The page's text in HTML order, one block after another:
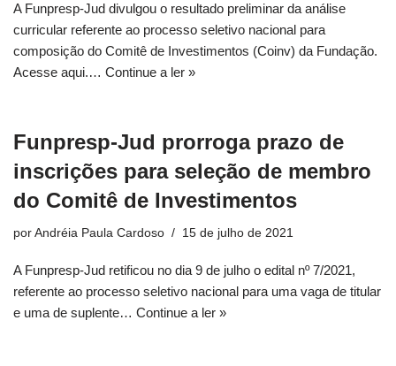
A Funpresp-Jud divulgou o resultado preliminar da análise
curricular referente ao processo seletivo nacional para
composição do Comitê de Investimentos (Coinv) da Fundação.
Acesse aqui.… Continue a ler »
Funpresp-Jud prorroga prazo de
inscrições para seleção de membro
do Comitê de Investimentos
por Andréia Paula Cardoso 15 de julho de 2021
A Funpresp-Jud retificou no dia 9 de julho o edital nº 7/2021,
referente ao processo seletivo nacional para uma vaga de titular
e uma de suplente… Continue a ler »